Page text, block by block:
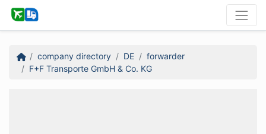
company directory DE
forwarder
F+F Transporte GmbH & Co. KG